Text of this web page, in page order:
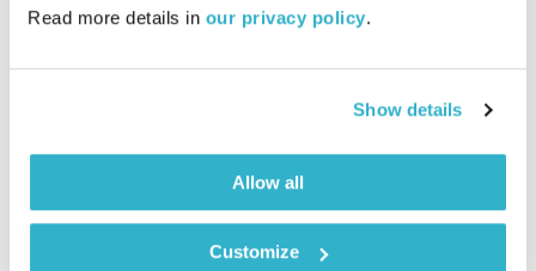
Read more details in our privacy policy.
Show details
Allow all
Customize
אמיר פרי בשעה של מוזיקה שתתן לכם קצת חמצן לנשמה
אודיו